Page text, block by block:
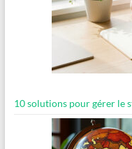
10 solutions pour gérer le